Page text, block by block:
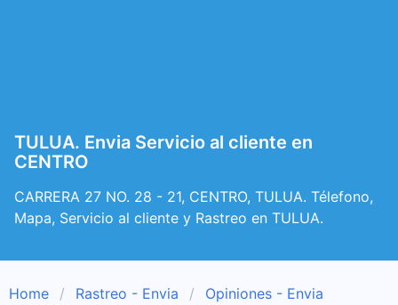
TULUA. Envia Servicio al cliente en
CENTRO
CARRERA 27 NO. 28 - 21, CENTRO, TULUA. Télefono,
Mapa, Servicio al cliente y Rastreo en TULUA.
Home Rastreo - Envia
Opiniones - Envia